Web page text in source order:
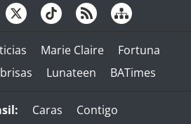
Marie Claire
Fortuna
Lunateen BATimes
Caras Contigo